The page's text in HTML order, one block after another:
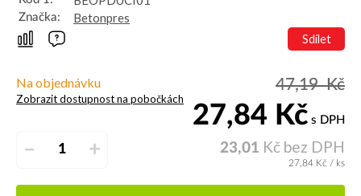
Značka: Betonpres
Sdílet
Na objednávku
Zobrazit dostupnost na pobočkách
– +
47,19Kč
27,84 Kč s DPH
23,01 Kč bez DPH
27,84 Kč / ks